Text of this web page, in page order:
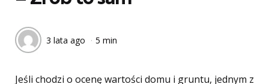
3 lata ago 5 min
Jeśli chodzi o ocenę wartości domu i gruntu, jednym z